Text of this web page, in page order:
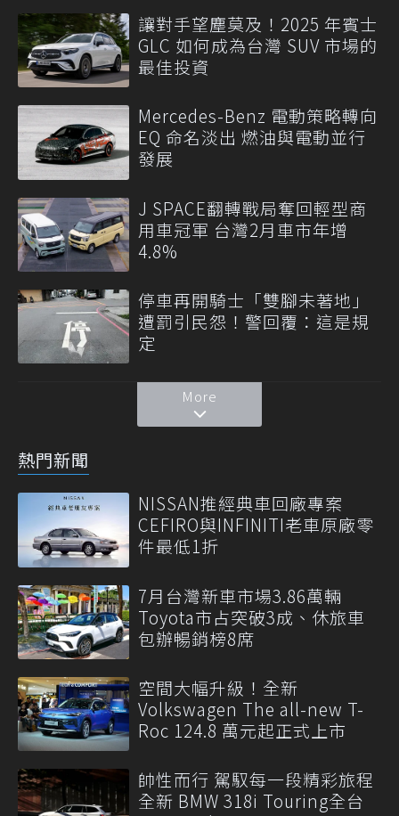
讓對手望塵莫及！2025 年賓士
GLC 如何成為台灣 SUV 市場的
最佳投資
Mercedes-Benz 電動策略轉向
EQ 命名淡出 燃油與電動並行
發展
J SPACE翻轉戰局奪回輕型商
用車冠軍 台灣2月車市年增
4.8%
停車再開騎士「雙腳未著地」
遭罰引民怨！警回覆：這是規
定
More
熱門新聞
NISSAN推經典車回廠專案
CEFIRO與INFINITI老車原廠零
件最低1折
7月台灣新車市場3.86萬輛
Toyota市占突破3成、休旅車
包辦暢銷榜8席
空間大幅升級！全新
Volkswagen The all-new T-
Roc 124.8 萬元起正式上市
帥性而行 駕馭每一段精彩旅程
全新 BMW 318i Touring全台